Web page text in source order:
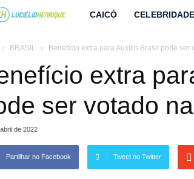
Lucielio
Henrique
CAICÓ
BRASIL Benefício extra para Auxílio Brasil pode ser
extra
ser votado
de 2022
Partilhar no Facebook Tweet no Twitter